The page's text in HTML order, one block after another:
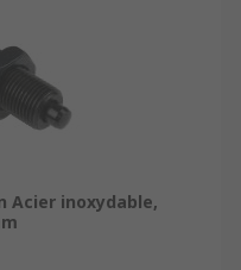
Acier inoxydable,